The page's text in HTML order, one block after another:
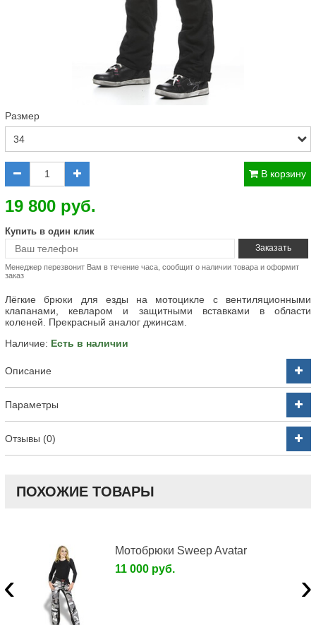
Размер
В корзину
19 800 руб.
Купить в один клик
Менеджер перезвонит Вам в течение часа, сообщит о наличии товара и оформит
заказ
Лёгкие брюки для езды на мотоцикле с вентиляционными
клапанами, кевларом и защитными вставками в области
коленей. Прекрасный аналог джинсам.
Наличие: Есть в наличии
Описание
Параметры
Отзывы (0)
ПОХОЖИЕ ТОВАРЫ
Мотобрюки Sweep Avatar
11 000 руб.
‹ ›